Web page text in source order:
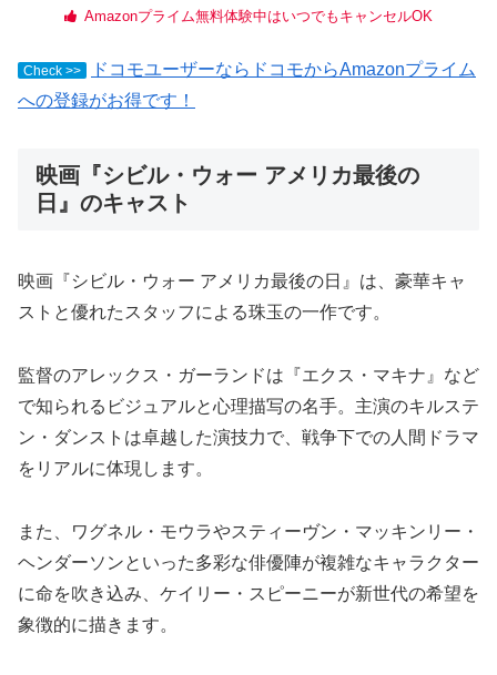
Amazonプライム無料体験中はいつでもキャンセルOK
Check >>
ドコモユーザーならドコモからAmazonプライム
への登録がお得です！
映画『シビル・ウォー アメリカ最後の
日』のキャスト
映画『シビル・ウォー アメリカ最後の日』は、豪華キャ
ストと優れたスタッフによる珠玉の一作です。
監督のアレックス・ガーランドは『エクス・マキナ』など
で知られるビジュアルと心理描写の名手。主演のキルステ
ン・ダンストは卓越した演技力で、戦争下での人間ドラマ
をリアルに体現します。
また、ワグネル・モウラやスティーヴン・マッキンリー・
ヘンダーソンといった多彩な俳優陣が複雑なキャラクター
に命を吹き込み、ケイリー・スピーニーが新世代の希望を
象徴的に描きます。